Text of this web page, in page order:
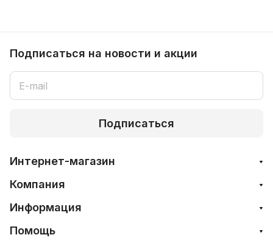
Подписаться на новости и акции
Подписаться
Интернет-магазин
Компания
Информация
Помощь